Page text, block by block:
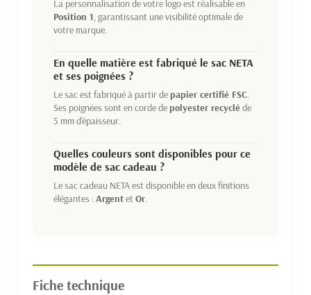
La personnalisation de votre logo est réalisable en
Position 1, garantissant une visibilité optimale de
votre marque.
En quelle matière est fabriqué le sac NETA
et ses poignées ?
Le sac est fabriqué à partir depapier certifié FSC.
Ses poignées sont en corde depolyester recycléde
5 mm d'épaisseur.
Quelles couleurs sont disponibles pour ce
modèle de sac cadeau ?
Le sac cadeau NETA est disponible en deux finitions
élégantes :Argentet Or.
Fiche technique